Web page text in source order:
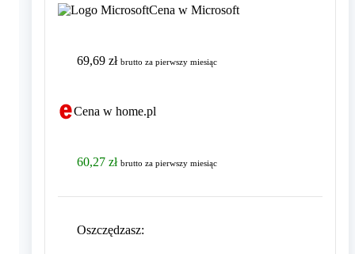
Cena w Microsoft
69,69 zł brutto za pierwszy miesiąc
Cena w home.pl
60,27 zł brutto za pierwszy miesiąc
Oszczędzasz: